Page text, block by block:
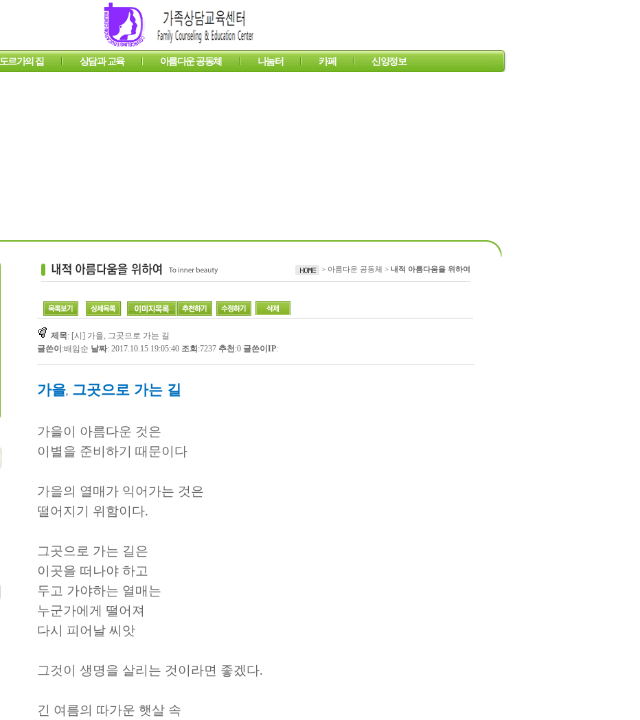
도르가의 집 상담과 교육 아름다운 공동체 나눔터 카페 신앙정보
> 아름다운 공동체 > 내적 아름다움을 위하여
제목: [시] 가을, 그곳으로 가는 길
글쓴이 :배임순 날짜: 2017.10.15 19:05:40 조회 :7237 추천:0 글쓴이IP:
가을, 그곳으로 가는 길
가을이 아름다운 것은
이별을 준비하기 때문이다
가을의 열매가 익어가는 것은
떨어지기 위함이다.
그곳으로 가는 길은
이곳을 떠나야 하고
두고 가야하는 열매는
누군가에게 떨어져
다시 피어날 씨앗
그것이 생명을 살리는 것이라면 좋겠다.
긴 여름의 따가운 햇살 속